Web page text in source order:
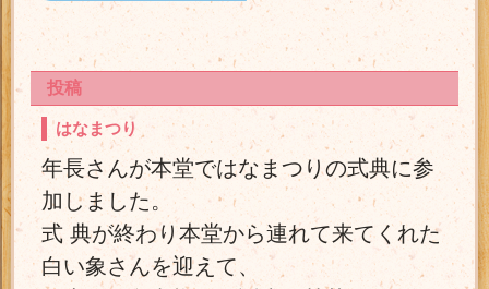
投稿
はなまつり
年長さんが本堂ではなまつりの式典に参
加しました。
式 典が終わり本堂から連れて来てくれた
白い象さんを迎えて、